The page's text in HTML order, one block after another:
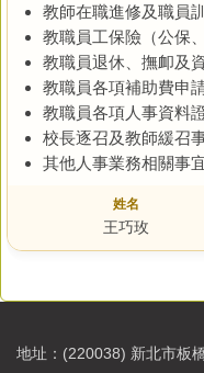
教師在職進修及職員
教職員工保險（公保
教職員退休、撫卹及
教職員各項補助費申
教職員各項人事資料
校長逐召及教師緩召
其他人事業務相關事
王巧玫
地址：(220038) 新北市板